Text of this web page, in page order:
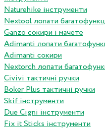
Naturehike інструменти
Nextool лопати
Ganzo сокири і мачете
Adimanti лопати
Adimanti сокири
Nextorch лопати
Сivivi тактичні ручки
Boker Plus тактичні ручки
Skif інструменти
Due Cigni інструменти
Fix it Sticks інструменти